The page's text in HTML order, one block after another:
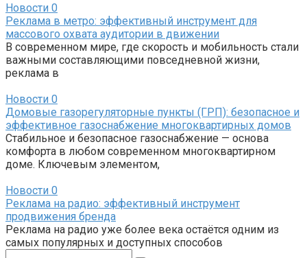
Новости 0
Реклама в метро: эффективный инструмент для
массового охвата аудитории в движении
В современном мире, где скорость и мобильность стали
важными составляющими повседневной жизни,
реклама в
Новости 0
Домовые газорегуляторные пункты (ГРП): безопасное и
эффективное газоснабжение многоквартирных домов
Стабильное и безопасное газоснабжение — основа
комфорта в любом современном многоквартирном
доме. Ключевым элементом,
Новости 0
Реклама на радио: эффективный инструмент
продвижения бренда
Реклама на радио уже более века остаётся одним из
самых популярных и доступных способов